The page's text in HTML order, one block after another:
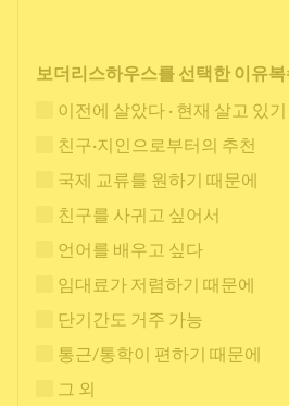
보더리스하우스를 선택한 이유
이전에 살았다 · 현재 살고 있
친구·지인으로부터의 추천
국제 교류를 원하기 때문에
친구를 사귀고 싶어서
언어를 배우고 싶다
임대료가 저렴하기 때문에
단기간도 거주 가능
통근/통학이 편하기 때문에
그 외